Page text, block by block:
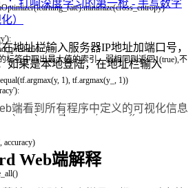
(learning_rate).minimize(cross_entropy)
):
):
标签中取出最大值的索引，弱相同则返回1(true),不
equal(tf argmax(y, 1) tf argmax(y_ 1))
):
(tf.cast (correct_prediction, tf.float32) )
accuracy)
()
地址栏输入服务器IP地址加端口号，
如果是本地登陆，在地址栏输入
端看到所有程序中定义的可视化信息
Web端解释